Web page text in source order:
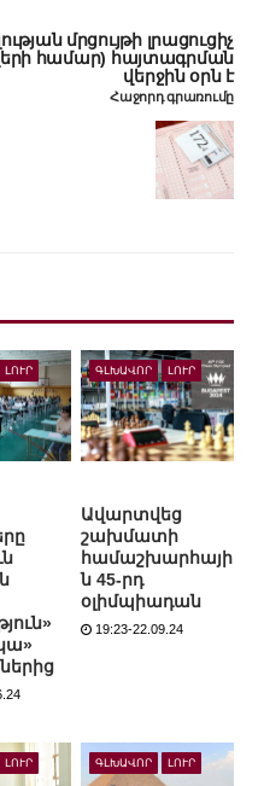
մրցույթի լրացուցիչ
համար) հայտագրման
վերջին օրն է
Հաջորդ գրառումը
ԼՈՒՐ ԳԼԽԱՎՈՐ ԼՈՒՐ
Ավարտվեց
շախմատի
համաշխարհայի
ն 45-րդ
օլիմպիադան
19:23-22.09.24
ԼՈՒՐ ԳԼԽԱՎՈՐ ԼՈՒՐ